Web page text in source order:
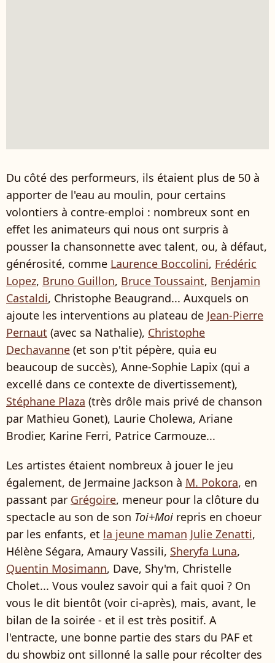
Du côté des performeurs, ils étaient plus de 50 à
apporter de l'eau au moulin, pour certains
volontiers à contre-emploi : nombreux sont en
effet les animateurs qui nous ont surpris à
pousser la chansonnette avec talent, ou, à défaut,
générosité, comme Laurence Boccolini, Frédéric
Lopez, Bruno Guillon, Bruce Toussaint, Benjamin
Castaldi, Christophe Beaugrand... Auxquels on
ajoute les interventions au plateau de Jean-Pierre
Pernaut (avec sa Nathalie), Christophe
Dechavanne (et son p'tit pépère, quia eu
beaucoup de succès), Anne-Sophie Lapix (qui a
excellé dans ce contexte de divertissement),
Stéphane Plaza (très drôle mais privé de chanson
par Mathieu Gonet), Laurie Cholewa, Ariane
Brodier, Karine Ferri, Patrice Carmouze...
Les artistes étaient nombreux à jouer le jeu
également, de Jermaine Jackson à M. Pokora, en
passant par Grégoire, meneur pour la clôture du
spectacle au son de son Toi+Moi repris en choeur
par les enfants, et la jeune maman Julie Zenatti,
Hélène Ségara, Amaury Vassili, Sheryfa Luna,
Quentin Mosimann, Dave, Shy'm, Christelle
Cholet... Vous voulez savoir qui a fait quoi ? On
vous le dit bientôt (voir ci-après), mais, avant, le
bilan de la soirée - et il est très positif. A
l'entracte, une bonne partie des stars du PAF et
du showbiz ont sillonné la salle pour récolter des